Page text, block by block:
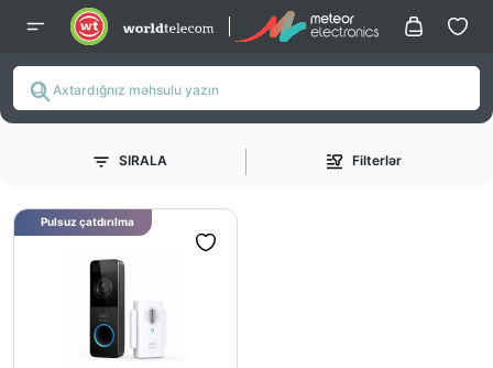
SIRALA Filterlər
Pulsuz çatdırılma